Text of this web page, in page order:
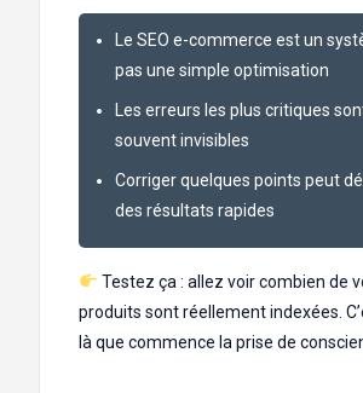
Le SEO e-commerce est un
pas une simple optimisation
Les erreurs les plus critiques
souvent invisibles
Corriger quelques points peut
des résultats rapides
Testez ça : allez voir combien de
produits sont réellement indexées.
là que commence la prise de